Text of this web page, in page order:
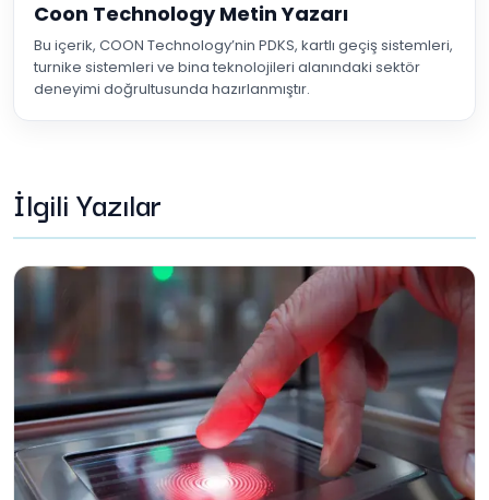
Coon Technology Metin Yazarı
Bu içerik, COON Technology’nin PDKS, kartlı geçiş sistemleri,
turnike sistemleri ve bina teknolojileri alanındaki sektör
deneyimi doğrultusunda hazırlanmıştır.
İlgili Yazılar